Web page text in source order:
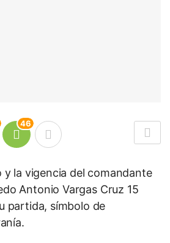
46
y la vigencia del comandante
Antonio Vargas Cruz 15
partida, símbolo de